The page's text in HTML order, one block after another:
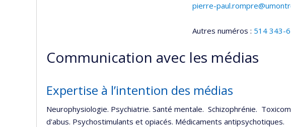
pierre-
Autres numéros : 514 343-
Communication avec les médias
Expertise à l’intention des médias
Neurophysiologie. Psychiatrie. Santé mentale. Schizophrénie.
d'abus. Psychostimulants et opiacés. Médicaments antipsychotiques.